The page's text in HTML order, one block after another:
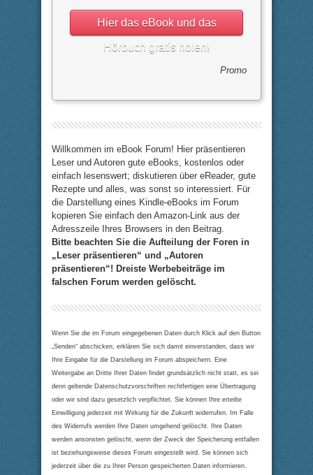
Hier das eBook und das
Hörbuch gratis holen!
Promo
Willkommen im eBook Forum! Hier präsentieren
Leser und Autoren gute eBooks, kostenlos oder
einfach lesenswert; diskutieren über eReader, gute
Rezepte und alles, was sonst so interessiert. Für
die Darstellung eines Kindle-eBooks im Forum
kopieren Sie einfach den Amazon-Link aus der
Adresszeile Ihres Browsers in den Beitrag.
Bitte beachten Sie die Aufteilung der Foren in
„Leser präsentieren“ und „Autoren
präsentieren“! Dreiste Werbebeiträge im
falschen Forum werden gelöscht.
Wenn Sie die im Forum eingegebenen Daten durch Klick auf den Button
„Senden“ abschicken, erklären Sie sich damit einverstanden, dass wir
Ihre Eingabe für die Darstellung im Forum abspeichern. Eine
Weitergabe an Dritte Ihrer Daten findet grundsätzlich nicht statt, es sei
denn geltende Datenschutzvorschriften rechtfertigen eine Übertragung
oder wir sind dazu gesetzlich verpflichtet. Sie können Ihre erteilte
Einwilligung jederzeit mit Wirkung für die Zukunft widerrufen. Im Falle
des Widerrufs werden Ihre Daten umgehend gelöscht. Ihre Daten
werden ansonsten gelöscht, wenn der Zweck der Speicherung entfallen
ist beziehungsweise dieses Forum eingestellt wird. Sie können sich
jederzeit über die zu Ihrer Person gespeicherten Daten informieren.